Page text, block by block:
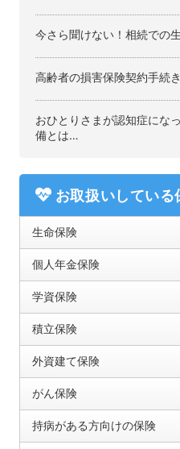
今さら聞けない！相続での
高齢者の損害保険契約手続
おひとりさまが認知症にな
備とは…
お取扱いしている
生命保険
個人年金保険
学資保険
積立保険
外資建て保険
がん保険
持病がある方向けの保険